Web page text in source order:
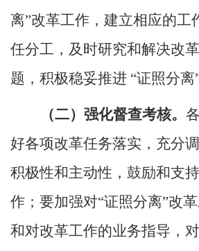
离”改革工作，建立相应的工
任分工，及时研究和解决改
题，积极稳妥推进 “证照分离
（二）强化督查考核。
好各项改革任务落实，充分
积极性和主动性，鼓励和支
作；要加强对“证照分离”改
和对改革工作的业务指导，